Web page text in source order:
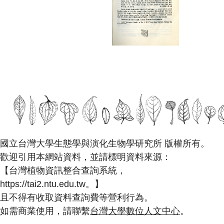
國立台灣大學生態學與演化生物學研究所 版權所有。
歡迎引用本網站資料，並請標明資料來源：
【台灣植物資訊整合查詢系統，
https://tai2.ntu.edu.tw。】
且不得有收取資料查詢費等營利行為。
如需商業使用，請聯繫台灣大學數位人文中心。